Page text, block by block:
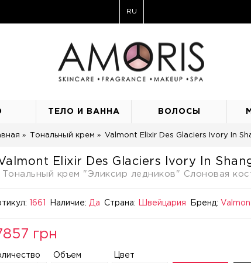
RU
ТЕЛО И ВАННА ВОЛОСЫ
Тональный крем Valmont Elixir Des Glaciers Ivory In
Elixir Des Glaciers Ivory In
Тональный крем "Эликсир ледников" Слоновая
1661 Наличие: Да Страна: Швейцария Бренд:
грн
Объем Цвет